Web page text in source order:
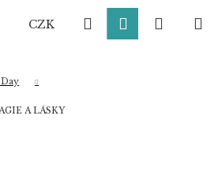
CZK HledatPřihlášení
A LÁSKY najít?